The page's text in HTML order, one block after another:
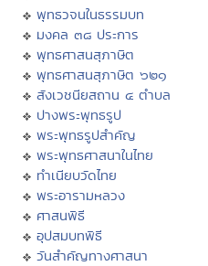
พุทธวจนในธรรมบท
มงคล ๓๘ ประการ
พุทธศาสนสุภาษิต
พุทธศาสนสุภาษิต ๖๒๑
สังเวชนียสถาน ๔ ตำบล
ปางพระพุทธรูป
พระพุทธรูปสำคัญ
พระพุทธศาสนาในไทย
ทำเนียบวัดไทย
พระอารามหลวง
ศาสนพิธี
อุปสมบทพิธี
วันสำคัญทางศาสนา